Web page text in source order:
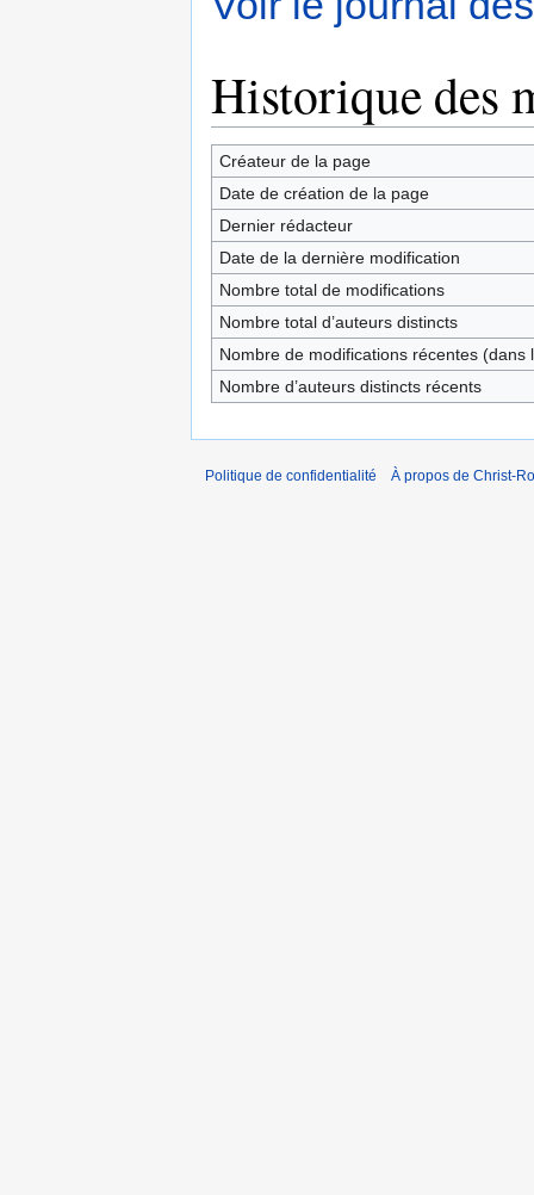
Historique des
Créateur de la page
Date de création de la page
Dernier rédacteur
Date de la dernière modification
Nombre total de modifications
Nombre total d’auteurs distincts
Nombre de modifications récentes (dans
Nombre d’auteurs distincts récents
Politique de confidentialité À propos de Christ-